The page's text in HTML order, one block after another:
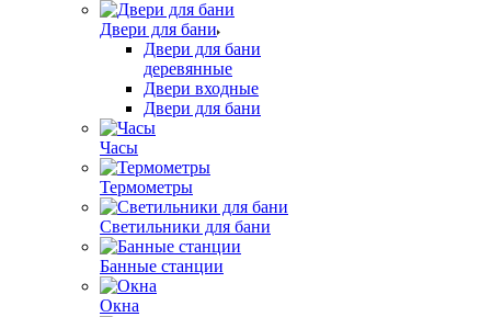
Двери для бани
Двери для бани
деревянные
Двери входные
Двери для бани
Часы
Термометры
Светильники для бани
Банные станции
Окна